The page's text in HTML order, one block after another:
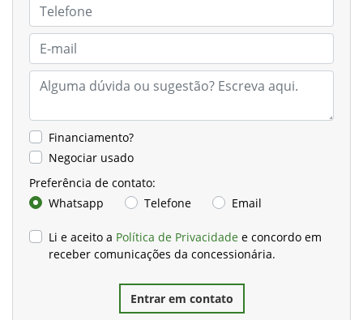
Financiamento?
Negociar usado
Preferência de contato:
Whatsapp
Telefone Email
Li e aceito a Política de Privacidade e concordo em
receber comunicações da concessionária.
Entrar em contato